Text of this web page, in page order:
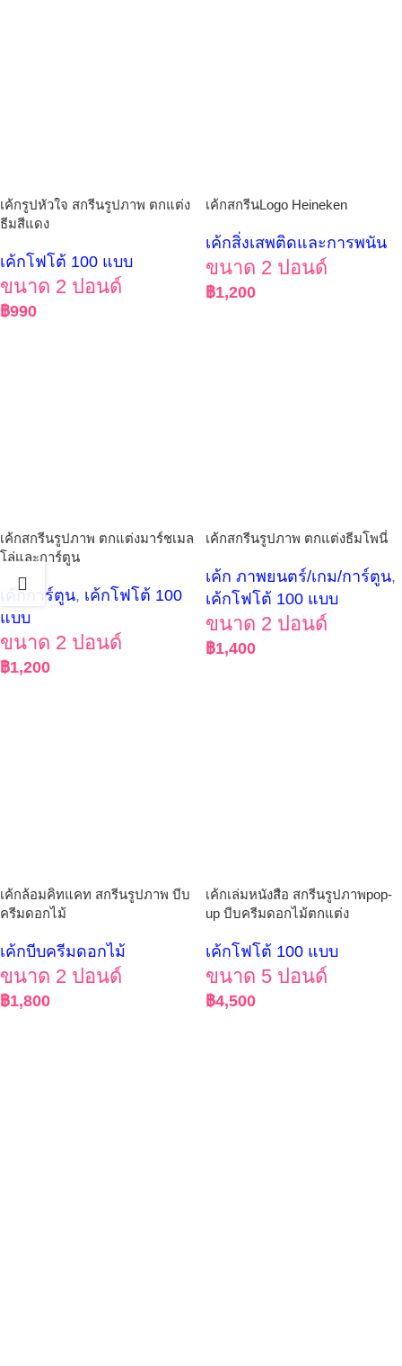
เค้กรูปหัวใจ สกรีนรูปภาพ ตกแต่ง
ธีมสีแดง
เค้กโฟโต้ 100 แบบ
ขนาด 2 ปอนด์
฿990
เค้กสกรีนLogo Heineken
เค้กสิ่งเสพติดและการพนัน
ขนาด 2 ปอนด์
฿1,200
เค้กสกรีนรูปภาพ ตกแต่งมาร์ชเมล
โล่และการ์ตูน
เค้กการ์ตูน, เค้กโฟโต้ 100
แบบ
ขนาด 2 ปอนด์
฿1,200
เค้กสกรีนรูปภาพ ตกแต่งธีมโพนี่
เค้ก ภาพยนตร์/เกม/การ์ตูน,
เค้กโฟโต้ 100 แบบ
ขนาด 2 ปอนด์
฿1,400
เค้กล้อมคิทแคท สกรีนรูปภาพ บีบ
ครีมดอกไม้
เค้กบีบครีมดอกไม้
ขนาด 2 ปอนด์
฿1,800
เค้กเล่มหนังสือ สกรีนรูปภาพpop-
up บีบครีมดอกไม้ตกแต่ง
เค้กโฟโต้ 100 แบบ
ขนาด 5 ปอนด์
฿4,500